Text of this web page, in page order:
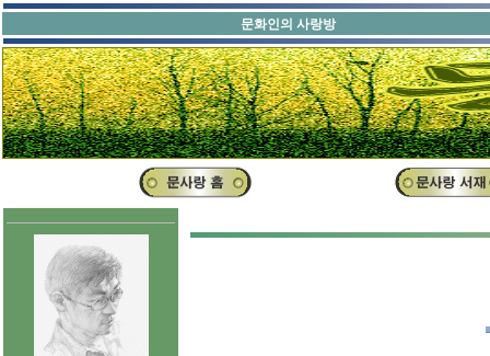
문화인의 사랑방